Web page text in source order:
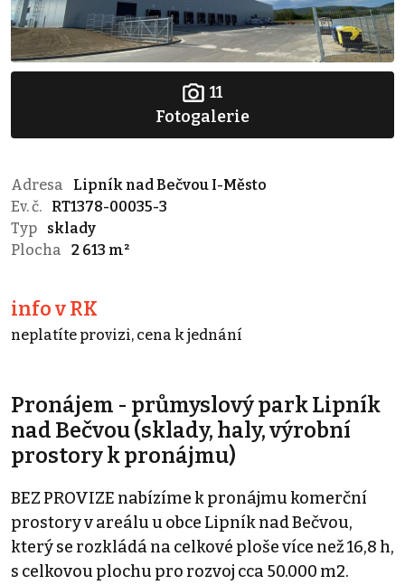
11
Fotogalerie
Adresa
Lipník nad Bečvou I-Město
Ev. č.
RT1378-00035-3
Typ
sklady
Plocha
2 613 m²
info v RK
neplatíte provizi, cena k jednání
Pronájem - průmyslový park Lipník
nad Bečvou (sklady, haly, výrobní
prostory k pronájmu)
BEZ PROVIZE nabízíme k pronájmu komerční
prostory v areálu u obce Lipník nad Bečvou,
který se rozkládá na celkové ploše více než 16,8 h,
s celkovou plochu pro rozvoj cca 50.000 m2.